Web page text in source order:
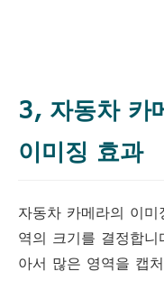
3, 자동차 카
이미징 효과
자동차 카메라의 이
역의 크기를 결정합
아서 많은 영역을 캡